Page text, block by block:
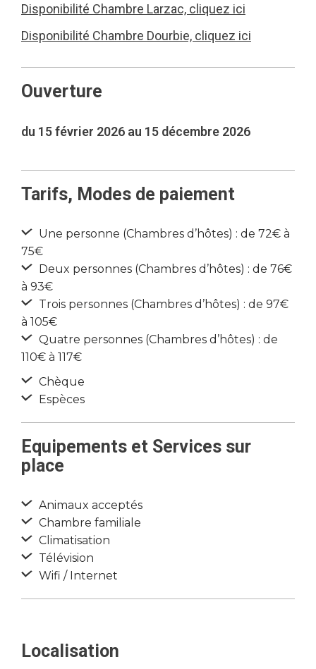
Disponibilité Chambre Larzac, cliquez ici
Disponibilité Chambre Dourbie, cliquez ici
Ouverture
du 15 février 2026 au 15 décembre 2026
Tarifs, Modes de paiement
Une personne (Chambres d’hôtes) : de 72€ à
75€
Deux personnes (Chambres d’hôtes) : de 76€
à 93€
Trois personnes (Chambres d’hôtes) : de 97€
à 105€
Quatre personnes (Chambres d’hôtes) : de
110€ à 117€
Chèque
Espèces
Equipements et Services sur
place
Animaux acceptés
Chambre familiale
Climatisation
Télévision
Wifi / Internet
Localisation